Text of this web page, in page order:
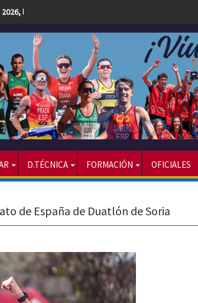
la más numerosa hasta la fecha
D.TÉCNICA FORMACIÓN OFICIALES
de España de Duatlón de Soria